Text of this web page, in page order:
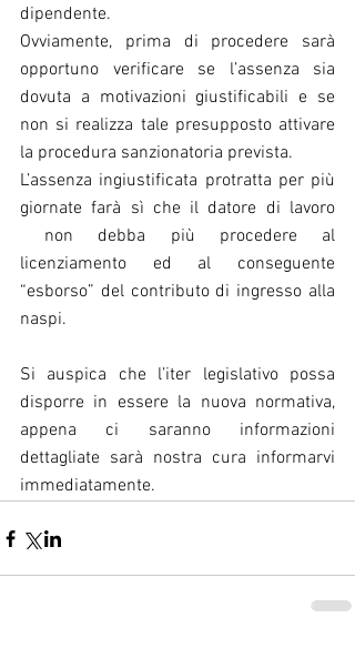
dipendente.
Ovviamente, prima di procedere sarà
opportuno verificare se l’assenza sia
dovuta a motivazioni giustificabili e se
non si realizza tale presupposto attivare
la procedura sanzionatoria prevista.
L’assenza ingiustificata protratta per più
giornate farà sì che il datore di lavoro
non debba più procedere al
licenziamento ed al conseguente
“esborso” del contributo di ingresso alla
naspi.
Si auspica che l’iter legislativo possa
disporre in essere la nuova normativa,
appena ci saranno informazioni
dettagliate sarà nostra cura informarvi
immediatamente.